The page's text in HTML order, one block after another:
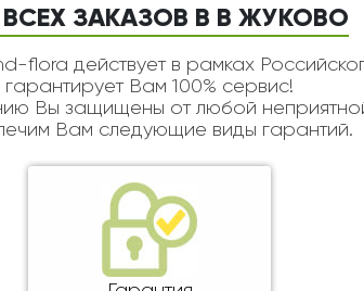
рождения
так
Мужчине
Папе
Ребенку
Сестре
Брату
Врачу
ВСЕХ ЗАКАЗОВ В В ЖУКОВО
flora действует в рамках
гарантирует Вам 100% сервис!
Вы защищены от любой неприятной
Вам следующие виды гарантий.